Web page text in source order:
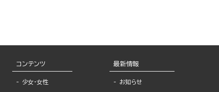
コンテンツ
少女・女性
最新情報
お知らせ